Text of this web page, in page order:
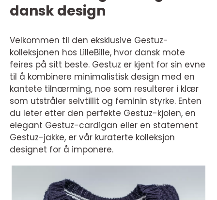
dansk design
Velkommen til den eksklusive Gestuz-
kolleksjonen hos LilleBille, hvor dansk mote
feires på sitt beste. Gestuz er kjent for sin evne
til å kombinere minimalistisk design med en
kantete tilnærming, noe som resulterer i klær
som utstråler selvtillit og feminin styrke. Enten
du leter etter den perfekte Gestuz-kjolen, en
elegant Gestuz-cardigan eller en statement
Gestuz-jakke, er vår kuraterte kolleksjon
designet for å imponere.